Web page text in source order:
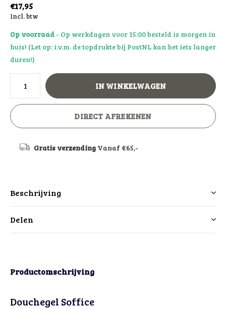
€17,95
Incl. btw
Op voorraad - Op werkdagen voor 15:00 besteld is morgen in
huis! (Let op: i.v.m. de topdrukte bij PostNL kan het iets langer
duren!)
IN WINKELWAGEN
DIRECT AFREKENEN
Gratis verzendingVanaf €65,-
Beschrijving
Delen
Productomschrijving
Douchegel Soffice